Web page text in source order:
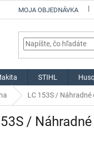
MOJA OBJEDNÁVKA
STIHL
LC 153S /
/